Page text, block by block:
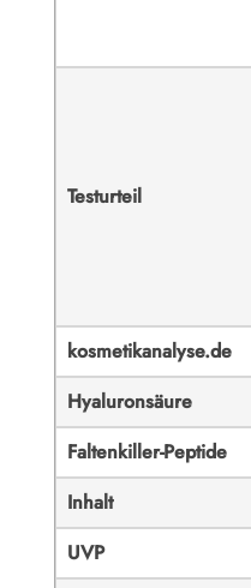
Testurteil
kosmetikanalyse.de
Hyaluronsäure
Faltenkiller-Peptide
Inhalt
UVP